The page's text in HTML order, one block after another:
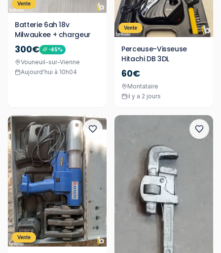
Vente
Batterie 6ah 18v
Milwaukee + chargeur
300€ -45%
Vouneuil-sur-Vienne
Aujourd'hui à 10h04
Vente
Perceuse-Visseuse
Hitachi DB 3DL
60€
Montataire
il y a 2 jours
Vente